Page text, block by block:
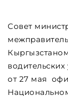
Совет
от 27 мая